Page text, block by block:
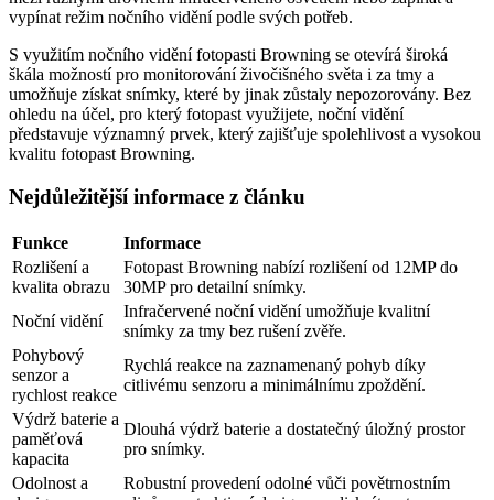
vypínat režim nočního vidění podle svých potřeb.
S využitím nočního vidění fotopasti Browning se otevírá široká
škála možností pro monitorování živočišného světa i za tmy a
umožňuje získat snímky, které by jinak zůstaly nepozorovány. Bez
ohledu na účel, pro který fotopast využijete, noční vidění
představuje významný prvek, který zajišťuje spolehlivost a vysokou
kvalitu fotopast Browning.
Nejdůležitější informace z článku
Funkce
Informace
Rozlišení a
kvalita obrazu
Fotopast Browning nabízí rozlišení od 12MP do
30MP pro detailní snímky.
Noční vidění
Infračervené noční vidění umožňuje kvalitní
snímky za tmy bez rušení zvěře.
Pohybový
senzor a
rychlost reakce
Rychlá reakce na zaznamenaný pohyb díky
citlivému senzoru a minimálnímu zpoždění.
Výdrž baterie a
paměťová
kapacita
Dlouhá výdrž baterie a dostatečný úložný prostor
pro snímky.
Odolnost a
Robustní provedení odolné vůči povětrnostním